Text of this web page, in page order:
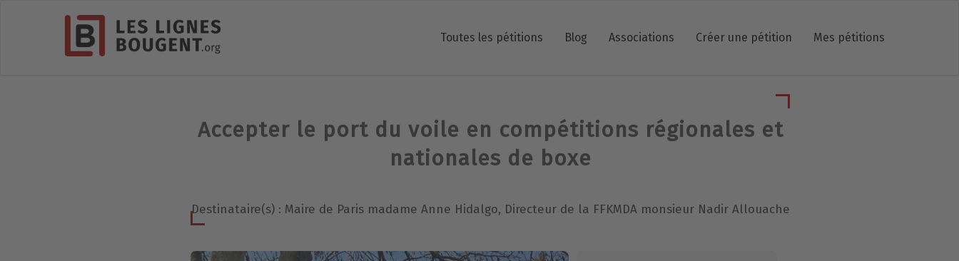
Toutes les pétitions Blog Associations Créer une pétition Mes pétitions
Accepter le port du voile en compétitions régionales et
nationales de boxe
Destinataire(s) : Maire de Paris madame Anne Hidalgo, Directeur de la FFKMDA monsieur Nadir Allouache